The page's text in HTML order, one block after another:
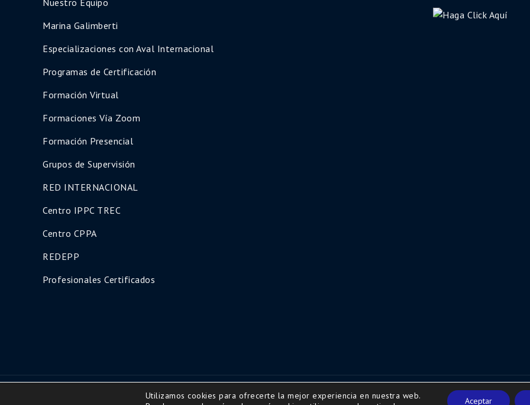
Marina Galimberti
Especializaciones con Aval Internacional
Programas de Certificación
Formación Virtual
Formaciones Vía Zoom
Formación Presencial
Grupos de Supervisión
RED INTERNACIONAL
Centro IPPC TREC
Centro CPPA
REDEPP
Profesionales Certificados
Copyright © 2016 | All Rights Reserved-Diseño www.secretariaweb.com
Utilizamos cookies para ofrecerte la mejor experiencia en nuestra web.
Aceptar